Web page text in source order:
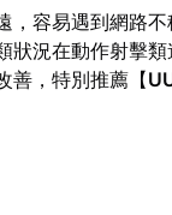
，容易遇到網路
狀況在動作射擊
善，特別推薦【